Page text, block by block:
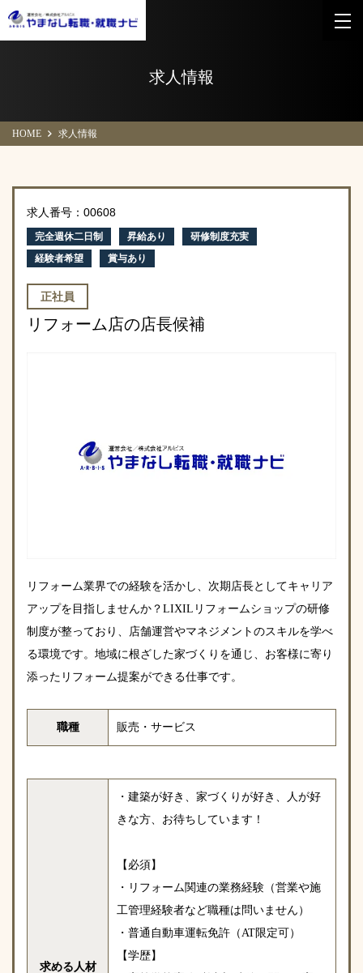
求人情報
HOME 求人情報
求人番号：00608
完全週休二日制 昇給あり
研修制度充実
経験者希望
賞与あり
正社員
リフォーム店の店長候補
リフォーム業界での経験を活かし、次期店長としてキャリア
アップを目指しませんか？LIXILリフォームショップの研修
制度が整っており、店舗運営やマネジメントのスキルを学べ
る環境です。地域に根ざした家づくりを通じ、お客様に寄り
添ったリフォーム提案ができる仕事です。
職種 販売・サービス
求める人材
・建築が好き、家づくりが好き、人が好
きな方、お待ちしています！
【必須】
・リフォーム関連の業務経験（営業や施
工管理経験者など職種は問いません）
・普通自動車運転免許（AT限定可）
【学歴】